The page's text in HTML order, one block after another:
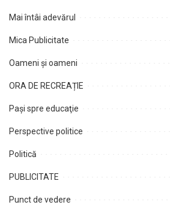
Mai întâi adevărul
Mica Publicitate
Oameni şi oameni
ORA DE RECREAȚIE
Paşi spre educaţie
Perspective politice
Politică
PUBLICITATE
Punct de vedere